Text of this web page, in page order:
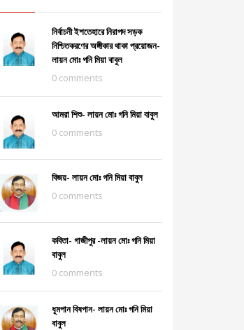
নির্বাচনী ইশতেহারে নিরাপদ সড়ক
নিশ্চিতকরণের অঙ্গীকার থাকা প্রয়োজন-
লায়ন মোঃ গনি মিয়া বাবুল
0 comments
আমরা শিশু- লায়ন মোঃ গনি মিয়া বাবুল
0 comments
বিজয়- লায়ন মোঃ গনি মিয়া বাবুল
0 comments
কবিতা- গাজীপুর -লায়ন মোঃ গনি মিয়া
বাবুল
0 comments
ধূমপান বিষপান- লায়ন মোঃ গনি মিয়া
বাবুল